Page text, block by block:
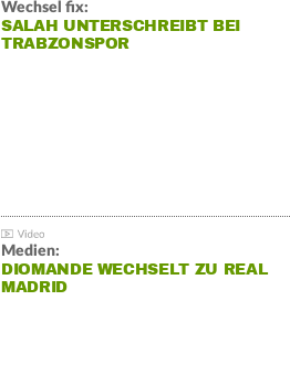
Wechsel fix:
SALAH UNTERSCHREIBT BEI
TRABZONSPOR
Medien:
DIOMANDE WECHSELT ZU REAL
MADRID